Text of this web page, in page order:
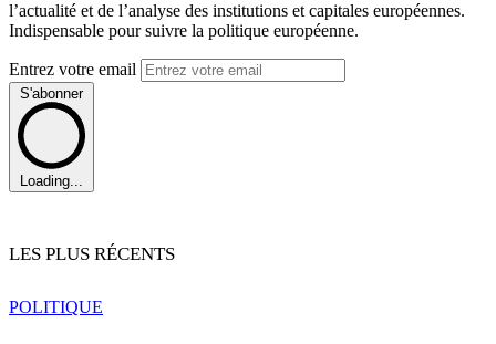
l’actualité et de l’analyse des institutions et capitales européennes.
Indispensable pour suivre la politique européenne.
Entrez votre email
S'abonner
Loading...
LES PLUS RÉCENTS
POLITIQUE